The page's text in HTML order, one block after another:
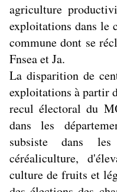
agriculture
exploitations dans le
commune dont se
Fnsea et Ja.
La disparition de
exploitations à partir
recul électoral du
dans les
subsiste dans
céréaliculture,
culture de fruits et